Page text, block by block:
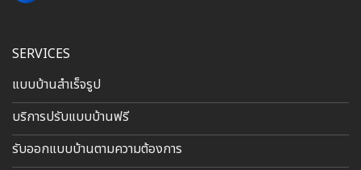
SERVICES
แบบบ้านสำเร็จรูป
บริการปรับแบบบ้านฟรี
รับออกแบบบ้านตามความต้องการ